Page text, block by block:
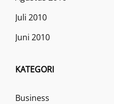
Juli 2010
Juni 2010
KATEGORI
Business